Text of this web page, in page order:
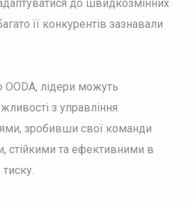
до швидкозмінних
її конкурентів зазнавали
лідери можуть
з управління
зробивши свої команди
стійкими та ефективними в